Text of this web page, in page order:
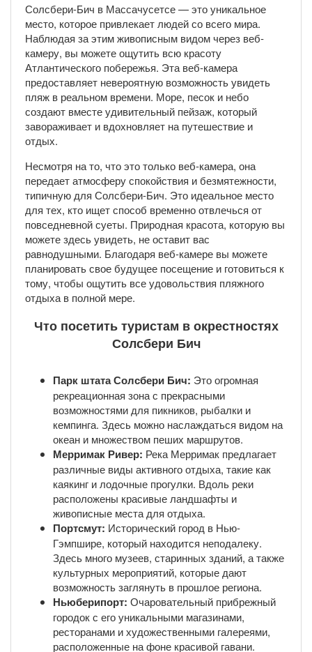
Солсбери-Бич в Массачусетсе — это уникальное
место, которое привлекает людей со всего мира.
Наблюдая за этим живописным видом через веб-
камеру, вы можете ощутить всю красоту
Атлантического побережья. Эта веб-камера
предоставляет невероятную возможность увидеть
пляж в реальном времени. Море, песок и небо
создают вместе удивительный пейзаж, который
завораживает и вдохновляет на путешествие и
отдых.
Несмотря на то, что это только веб-камера, она
передает атмосферу спокойствия и безмятежности,
типичную для Солсбери-Бич. Это идеальное место
для тех, кто ищет способ временно отвлечься от
повседневной суеты. Природная красота, которую вы
можете здесь увидеть, не оставит вас
равнодушными. Благодаря веб-камере вы можете
планировать свое будущее посещение и готовиться к
тому, чтобы ощутить все удовольствия пляжного
отдыха в полной мере.
Что посетить туристам в окрестностях
Солсбери Бич
Парк штата Солсбери Бич: Это огромная
рекреационная зона с прекрасными
возможностями для пикников, рыбалки и
кемпинга. Здесь можно наслаждаться видом на
океан и множеством пеших маршрутов.
Мерримак Ривер: Река Мерримак предлагает
различные виды активного отдыха, такие как
каякинг и лодочные прогулки. Вдоль реки
расположены красивые ландшафты и
живописные места для отдыха.
Портсмут: Исторический город в Нью-
Гэмпшире, который находится неподалеку.
Здесь много музеев, старинных зданий, а также
культурных мероприятий, которые дают
возможность заглянуть в прошлое региона.
Ньюберипорт: Очаровательный прибрежный
городок с его уникальными магазинами,
ресторанами и художественными галереями,
расположенные на фоне красивой гавани.